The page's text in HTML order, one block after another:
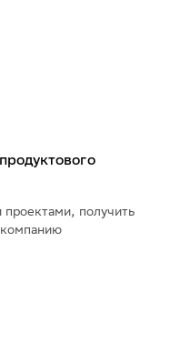
получить